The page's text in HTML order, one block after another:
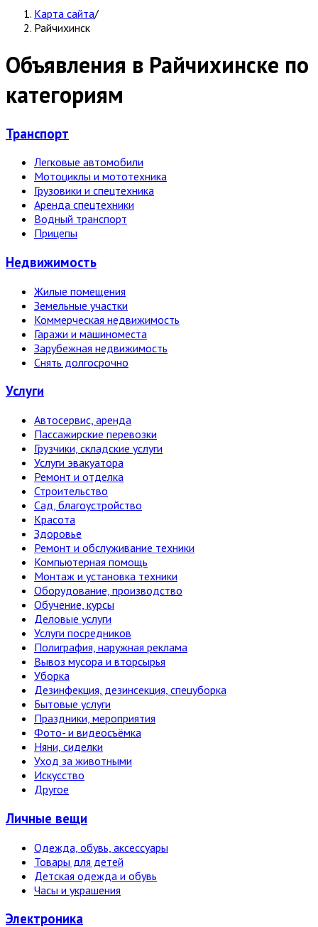
Карта сайта/
Райчихинск
Объявления в Райчихинске по
категориям
Транспорт
Легковые автомобили
Мотоциклы и мототехника
Грузовики и спецтехника
Аренда спецтехники
Водный транспорт
Прицепы
Недвижи­мость
Жилые помещения
Земельные участки
Коммерческая недвижимость
Гаражи и машиноместа
Зарубежная недвижимость
Снять долгосрочно
Услуги
Автосервис, аренда
Пассажирские перевозки
Грузчики, складские услуги
Услуги эвакуатора
Ремонт и отделка
Строительство
Сад, благоустройство
Красота
Здоровье
Ремонт и обслуживание техники
Компьютерная помощь
Монтаж и установка техники
Оборудование, производство
Обучение, курсы
Деловые услуги
Услуги посредников
Полиграфия, наружная реклама
Вывоз мусора и вторсырья
Уборка
Дезинфекция, дезинсекция, спецуборка
Бытовые услуги
Праздники, мероприятия
Фото- и видеосъёмка
Няни, сиделки
Уход за животными
Искусство
Другое
Личные вещи
Одежда, обувь, аксессуары
Товары для детей
Детская одежда и обувь
Часы и украшения
Электро­ника